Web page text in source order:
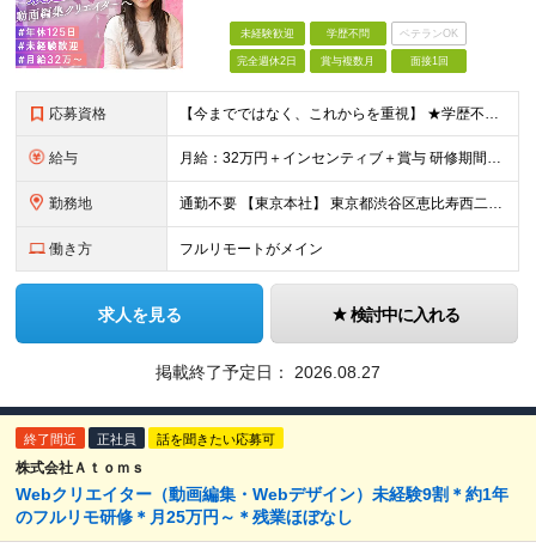
未経験歓迎 学歴不問 ベテランOK
完全週休2日 賞与複数月 面接1回
応募資格 【今までではなく、これからを重視】 ★学歴不問 ★職種未経験歓迎 ★業種未経験歓迎 ★社会人未経験歓迎 ★第二新卒歓迎 ★ブランクOK ★動画編集・デザイン制作の勉強を独学でしている方など ※基礎的
給与 月給：32万円＋インセンティブ＋賞与 研修期間中：月給25万円～ ＼ 頑張りはしっかり評価！ ／ 研修期間中でも、スキルの習得状況や成果に応じて月給27万円へ昇給が可能です。 【研修期間】 期
勤務地 通勤不要 【東京本社】 東京都渋谷区恵比寿西二丁目8番4号 EX恵比寿西ビル5階
働き方 フルリモートがメイン
求人を見る 検討中に入れる
掲載終了予定日： 2026.08.27
終了間近 正社員 話を聞きたい応募可
株式会社Ａｔｏｍｓ
Webクリエイター（動画編集・Webデザイン）未経験9割＊約1年
のフルリモ研修＊月25万円～＊残業ほぼなし